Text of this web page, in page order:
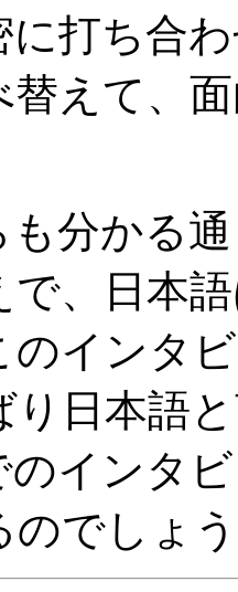
に打ち合
替えて、
分かる
で、日本
のインタ
り日本語
のインタ
のでしょ